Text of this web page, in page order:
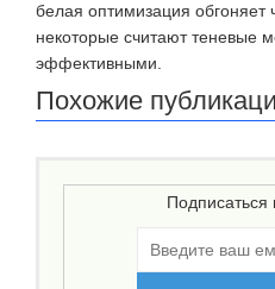
белая оптимизация обгоняет
некоторые считают теневые
эффективными.
Похожие
Подписаться